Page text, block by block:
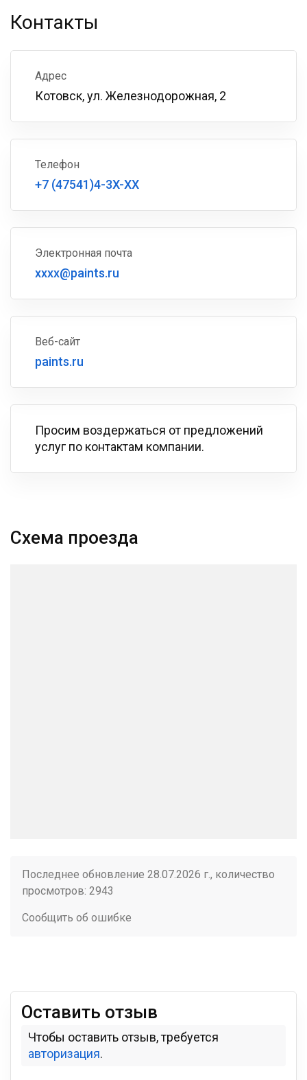
Контакты
Адрес
Котовск, ул. Железнодорожная, 2
Телефон
+7 (47541)4-3X-XX
Электронная почта
xxxx@paints.ru
Веб-сайт
paints.ru
Просим воздержаться от предложений
услуг по контактам компании.
Схема проезда
Последнее обновление 28.07.2026 г., количество
просмотров: 2943
Сообщить об ошибке
Оставить отзыв
Чтобы оставить отзыв, требуется
авторизация.